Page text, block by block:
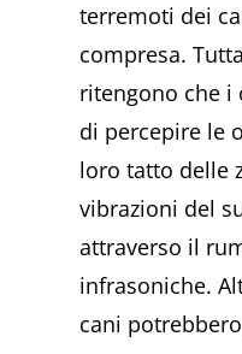
terremoti dei
compresa.
ritengono che i
di percepire le
loro tatto delle
vibrazioni del
attraverso il
infrasoniche.
cani